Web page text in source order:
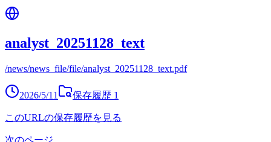
analyst_20251128_text
/news/news_file/file/analyst_20251128_text.pdf
2026/5/11 保存履歴 1
このURLの保存履歴を見る